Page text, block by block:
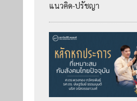
แนวคิด-ปรัชญา